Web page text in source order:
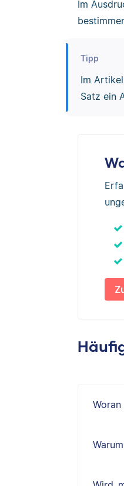
Im
Tipp
Im Artikel ‚
Satz ein